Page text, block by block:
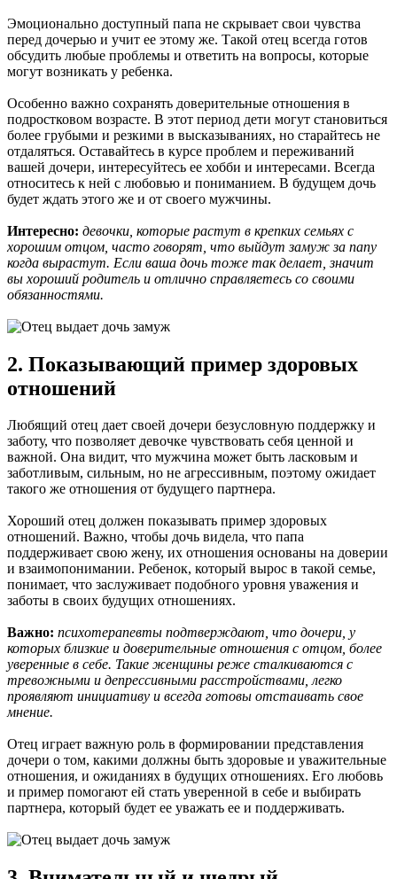
Эмоционально доступный папа не скрывает свои чувства
перед дочерью и учит ее этому же. Такой отец всегда готов
обсудить любые проблемы и ответить на вопросы, которые
могут возникать у ребенка.
Особенно важно сохранять доверительные отношения в
подростковом возрасте. В этот период дети могут становиться
более грубыми и резкими в высказываниях, но старайтесь не
отдаляться. Оставайтесь в курсе проблем и переживаний
вашей дочери, интересуйтесь ее хобби и интересами. Всегда
относитесь к ней с любовью и пониманием. В будущем дочь
будет ждать этого же и от своего мужчины.
Интересно: девочки, которые растут в крепких семьях с
хорошим отцом, часто говорят, что выйдут замуж за папу
когда вырастут. Если ваша дочь тоже так делает, значит
вы хороший родитель и отлично справляетесь со своими
обязанностями.
2. Показывающий пример здоровых
отношений
Любящий отец дает своей дочери безусловную поддержку и
заботу, что позволяет девочке чувствовать себя ценной и
важной. Она видит, что мужчина может быть ласковым и
заботливым, сильным, но не агрессивным, поэтому ожидает
такого же отношения от будущего партнера.
Хороший отец должен показывать пример здоровых
отношений. Важно, чтобы дочь видела, что папа
поддерживает свою жену, их отношения основаны на доверии
и взаимопонимании. Ребенок, который вырос в такой семье,
понимает, что заслуживает подобного уровня уважения и
заботы в своих будущих отношениях.
Важно: психотерапевты подтверждают, что дочери, у
которых близкие и доверительные отношения с отцом, более
уверенные в себе. Такие женщины реже сталкиваются с
тревожными и депрессивными расстройствами, легко
проявляют инициативу и всегда готовы отстаивать свое
мнение.
Отец играет важную роль в формировании представления
дочери о том, какими должны быть здоровые и уважительные
отношения, и ожиданиях в будущих отношениях. Его любовь
и пример помогают ей стать уверенной в себе и выбирать
партнера, который будет ее уважать ее и поддерживать.